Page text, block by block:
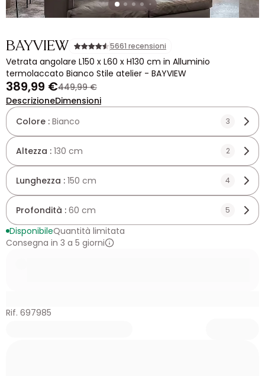
BAYVIEW 5661 recensioni
Vetrata angolare L150 x L60 x H130 cm in Alluminio
termolaccato Bianco Stile atelier - BAYVIEW
389,99 €449,99 €
DescrizioneDimensioni
Colore : Bianco 3
Altezza : 130 cm 2
Lunghezza : 150 cm 4
Profondità : 60 cm 5
DisponibileQuantità limitata
Consegna in 3 a 5 giorni
Rif. 697985